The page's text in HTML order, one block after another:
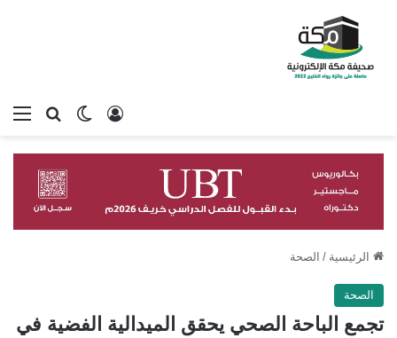
بحثالوضع
تسجيل الدخول
الرئيسية / الصحة
الصحة
تجمع الباحة الصحي يحقق الميدالية الفضية في